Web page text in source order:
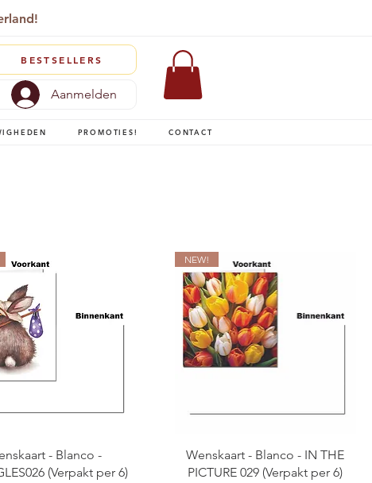
BESTSELLERS
Aanmelden
PROMOTIES! CONTACT
- Blanco -
(Verpakt per 6)
NEW!
Wenskaart - Blanco - IN THE
PICTURE 029 (Verpakt per 6)